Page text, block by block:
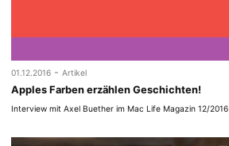
01.12.2016 - Artikel
App­les Far­ben erzäh­len Geschichten!
Interview mit Axel Buether im Mac Life Magazin 12/2016